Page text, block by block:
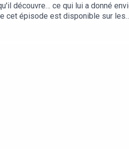
découvre… ce qui lui a donné
cet épisode est disponible sur les